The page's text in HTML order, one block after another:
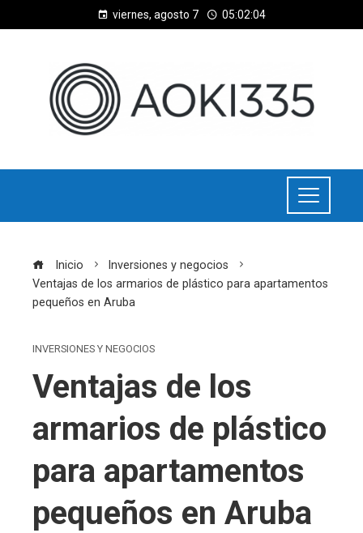
viernes, agosto 7 05:02:04
Inicio
Inversiones y negocios
Ventajas de los armarios de plástico para apartamentos
pequeños en Aruba
INVERSIONES Y NEGOCIOS
Ventajas de los
armarios de plástico
para apartamentos
pequeños en Aruba